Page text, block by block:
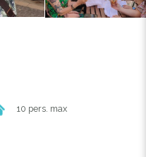
10 pers. max